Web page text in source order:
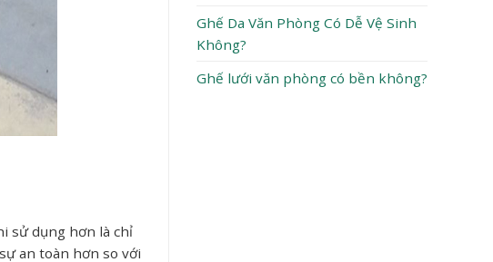
sử dụng hơn là chỉ
an toàn hơn so với
Ghế Da Văn Phòng Có Dễ Vệ Sinh
Không?
Ghế lưới văn phòng có bền không?